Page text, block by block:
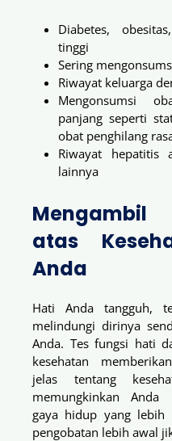
Diabetes,
tinggi
Sering
Riwayat keluarga
Mengonsumsi
panjang seperti
obat penghilang
Riwayat hepatitis
lainnya
atas
Anda
Hati Anda tangguh,
melindungi dirinya
Anda. Tes fungsi hati
kesehatan
jelas tentang
memungkinkan Anda
gaya hidup yang lebih
pengobatan lebih awal